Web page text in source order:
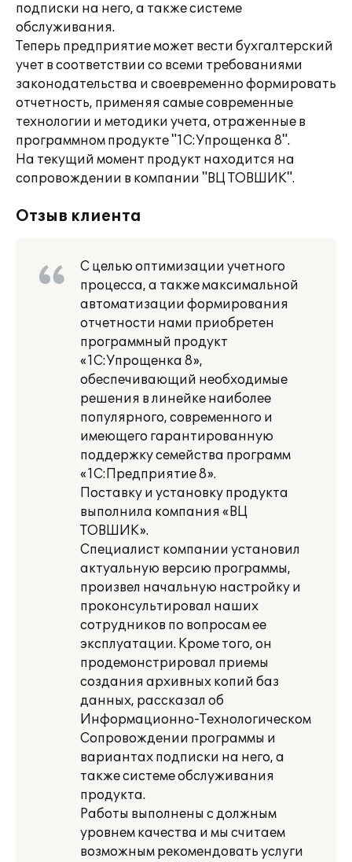
подписки на него, а также системе
обслуживания.
Теперь предприятие может вести бухгалтерский
учет в соответствии со всеми требованиями
законодательства и своевременно формировать
отчетность, применяя самые современные
технологии и методики учета, отраженные в
программном продукте "1С:Упрощенка 8".
На текущий момент продукт находится на
сопровождении в компании "ВЦ ТОВШИК".
Отзыв клиента
С целью оптимизации учетного
процесса, а также максимальной
автоматизации формирования
отчетности нами приобретен
программный продукт
«1С:Упрощенка 8»,
обеспечивающий необходимые
решения в линейке наиболее
популярного, современного и
имеющего гарантированную
поддержку семейства программ
«1С:Предприятие 8».
Поставку и установку продукта
выполнила компания «ВЦ
ТОВШИК».
Специалист компании установил
актуальную версию программы,
произвел начальную настройку и
проконсультировал наших
сотрудников по вопросам ее
эксплуатации. Кроме того, он
продемонстрировал приемы
создания архивных копий баз
данных, рассказал об
Информационно-Технологическом
Сопровождении программы и
вариантах подписки на него, а
также системе обслуживания
продукта.
Работы выполнены с должным
уровнем качества и мы считаем
возможным рекомендовать услуги